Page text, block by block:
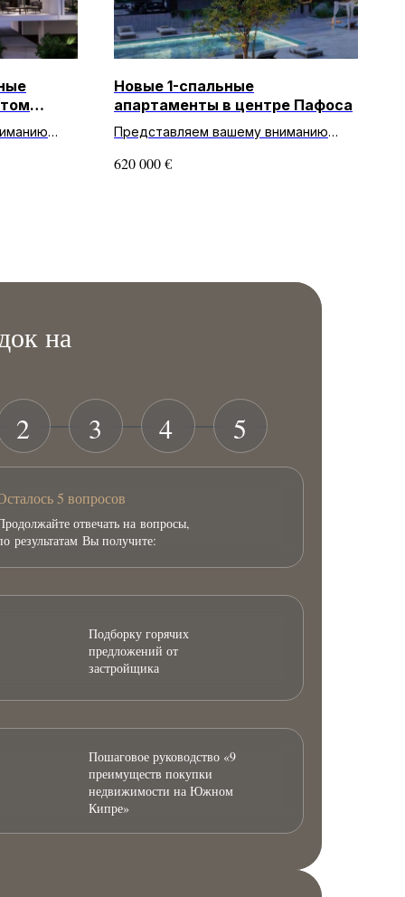
Новые 1-спальные
апартаменты в центре Пафоса
Представляем вашему вниманию
Изысканные апартаменты с 1
620 000€
на
5 вопросов
отвечать на вопросы,
результатам Вы получите:
Подборку горячих
предложений от
застройщика
Пошаговое руководство «9
преимуществ покупки
недвижимости на Южном
Кипре»
2 3 4 5